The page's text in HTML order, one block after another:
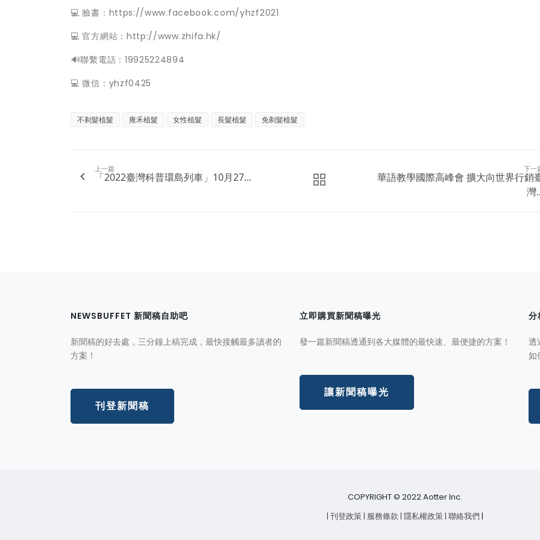
💻 臉書：https://www.facebook.com/yhzf2021
💻 官方網站：http://www.zhifa.hk/
️🔊聯繫電話：19925224894
💻 微信：yhzf0425
不剃髮植髮 雍禾植髮 女性植髮 長髮植髮 免剃髮植髮
上一篇
「2022臺灣科普環島列車」10月27...
下一
華語教學國際高峰會 擴大向世界行銷
灣
NEWSBUFFET 新聞稿自助吧
新聞稿的好去處，三分鐘上稿完成，最快接觸最多讀者的
方案！
刊登新聞稿
立即購買新聞稿曝光
發一篇新聞稿透通到各大媒體的最快速、最便捷的方案！
讓新聞稿曝光
分
透
如
COPYRIGHT © 2022 Aotter Inc.
| 刊登政策| 服務條款 | 隱私權政策| 聯絡我們 |